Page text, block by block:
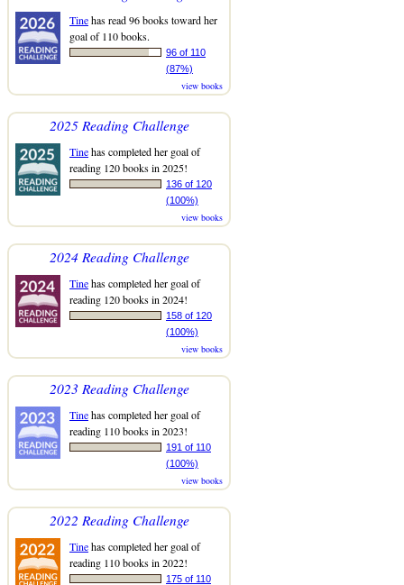
Tinehas read 96 books toward her
goal of 110 books.
96 of 110
(87%)
view books
2025 Reading Challenge
Tinehas completed her goal of
reading 120 books in 2025!
136 of 120
(100%)
view books
2024 Reading Challenge
Tinehas completed her goal of
reading 120 books in 2024!
158 of 120
(100%)
view books
2023 Reading Challenge
Tinehas completed her goal of
reading 110 books in 2023!
191 of 110
(100%)
view books
2022 Reading Challenge
Tinehas completed her goal of
reading 110 books in 2022!
175 of 110